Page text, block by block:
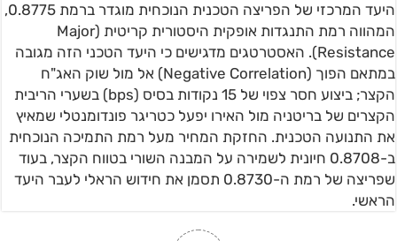
היעד המרכזי של הפריצה הטכנית הנוכחית מוגדר ברמת 0.8775,
המהווה רמת התנגדות אופקית היסטורית קריטית (Major
Resistance). האסטרטגים מדגישים כי היעד הטכני הזה מגובה
במתאם הפוך (Negative Correlation) אל מול שוק האג"ח
הקצר; ביצוע חסר צפוי של 15 נקודות בסיס (bps) בשערי הריבית
הקצרים של בריטניה מול האירו יפעל כטריגר פונדומנטלי שמאיץ
את התנועה הטכנית. החזקת המחיר מעל רמת התמיכה הנוכחית
ב-0.8708 חיונית לשמירה על המבנה השורי בטווח הקצר, בעוד
שפריצה של רמת ה-0.8730 תסמן את חידוש הראלי לעבר היעד
הראשי.